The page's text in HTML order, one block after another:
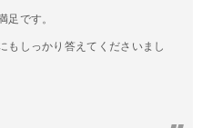
足です。
もしっかり答えてくださいまし